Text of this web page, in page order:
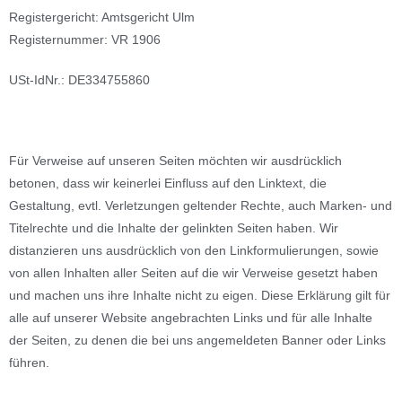
Registergericht: Amtsgericht Ulm
Registernummer: VR 1906
USt-IdNr.: DE334755860
Für Verweise auf unseren Seiten möchten wir ausdrücklich
betonen, dass wir keinerlei Einfluss auf den Linktext, die
Gestaltung, evtl. Verletzungen geltender Rechte, auch Marken- und
Titelrechte und die Inhalte der gelinkten Seiten haben. Wir
distanzieren uns ausdrücklich von den Linkformulierungen, sowie
von allen Inhalten aller Seiten auf die wir Verweise gesetzt haben
und machen uns ihre Inhalte nicht zu eigen. Diese Erklärung gilt für
alle auf unserer Website angebrachten Links und für alle Inhalte
der Seiten, zu denen die bei uns angemeldeten Banner oder Links
führen.